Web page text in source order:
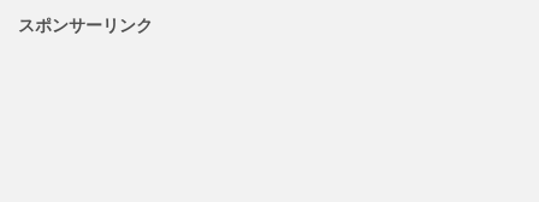
スポンサーリンク